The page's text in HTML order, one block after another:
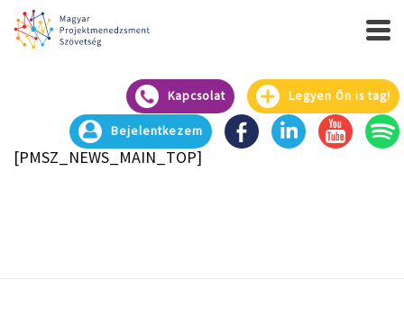
Kapcsolat Legyen Ön is tag!
Bejelentkezem
[PMSZ_NEWS_MAIN_TOP]